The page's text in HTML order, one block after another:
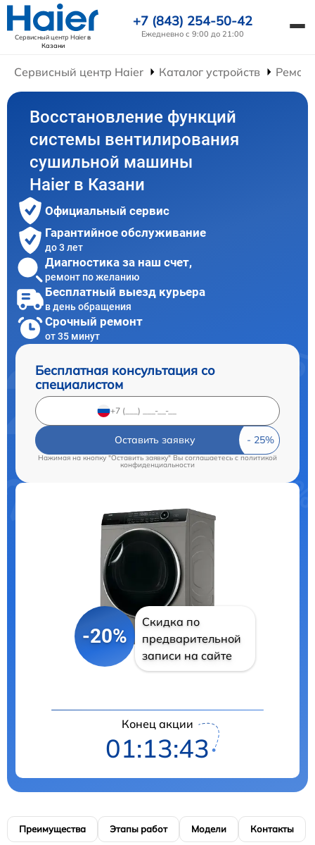
Сервисный центр Haierв
Казани
+7 (843) 254-50-42
Ежедневно с 9:00 до 21:00
Сервисный центр Haier Каталог устройств
Восстановление функций
системы вентилирования
сушильной машины
Haier в Казани
Официальный сервис
Гарантийное обслуживание
до 3 лет
Диагностика за наш счет,
ремонт по желанию
Бесплатный выезд курьера
в день обращения
Срочный ремонт
от 35 минут
Бесплатная консультация со
специалистом
Оставить заявку
Нажимая на кнопку "Оставить заявку" Вы соглашаетесь cполитикой
конфиденциальности
-20%
Скидка по
предварительной
записи на сайте
Конец акции
01:13:42
Преимущества Этапы работ Модели Контакты